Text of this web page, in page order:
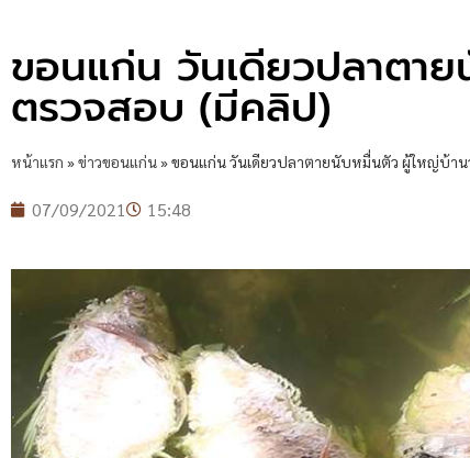
ขอนแก่น วันเดียวปลาตา
ตรวจสอบ (มีคลิป)
หน้าแรก »ข่าวขอนแก่น»ขอนแก่น วันเดียวปลาตายนับหมื่นตัว ผู้ใหญ่บ้า
07/09/2021 15:48